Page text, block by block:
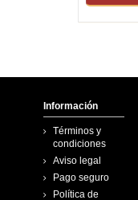
Información
Términos y
condiciones
Aviso legal
Pago seguro
Política de